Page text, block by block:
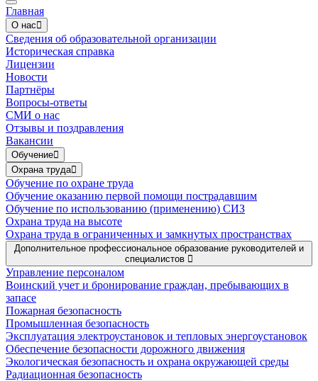
Toggle
navigation
Главная
О нас
Сведения об образовательной организации
Историческая справка
Лицензии
Новости
Партнёры
Вопросы-ответы
СМИ о нас
Отзывы и поздравления
Вакансии
Обучение
Охрана труда
Обучение по охране труда
Обучение оказанию первой помощи пострадавшим
Обучение по использованию (применению) СИЗ
Охрана труда на высоте
Охрана труда в ограниченных и замкнутых пространствах
Дополнительное профессиональное образование руководителей и
специалистов
Управление персоналом
Воинский учет и бронирование граждан, пребывающих в
запасе
Пожарная безопасность
Промышленная безопасность
Эксплуатация электроустановок и тепловых энергоустановок
Обеспечение безопасности дорожного движения
Экологическая безопасность и охрана окружающей среды
Радиационная безопасность